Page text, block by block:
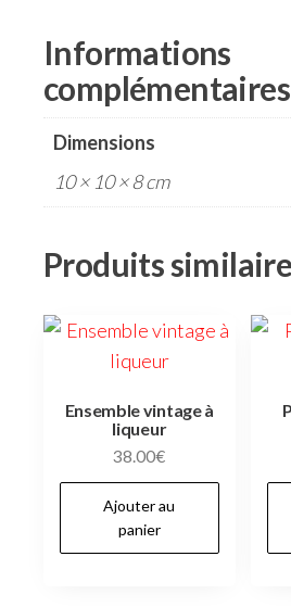
Informations
complémentaires
Dimensions
10 × 10 × 8 cm
Produits
Ensemble vintage à
liqueur
38.00€
Ajouter au
panier